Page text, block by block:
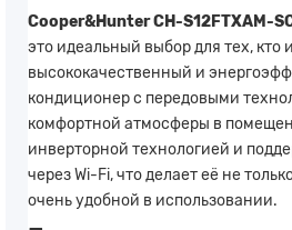
Cooper&Hunter CH-S12FTXAM-
это идеальный выбор для тех,
высококачественный и
кондиционер с передовыми
комфортной атмосферы в
инверторной технологией и
через Wi-Fi, что делает её не
очень удобной в использовании.